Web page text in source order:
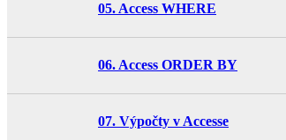
05. Access WHERE
06. Access ORDER BY
07. Výpočty v Accesse